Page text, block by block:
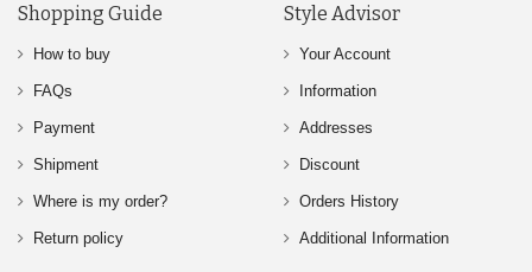
Shopping Guide
How to buy
FAQs
Payment
Shipment
Where is my order?
Return policy
Style Advisor
Your Account
Information
Addresses
Discount
Orders History
Additional Information